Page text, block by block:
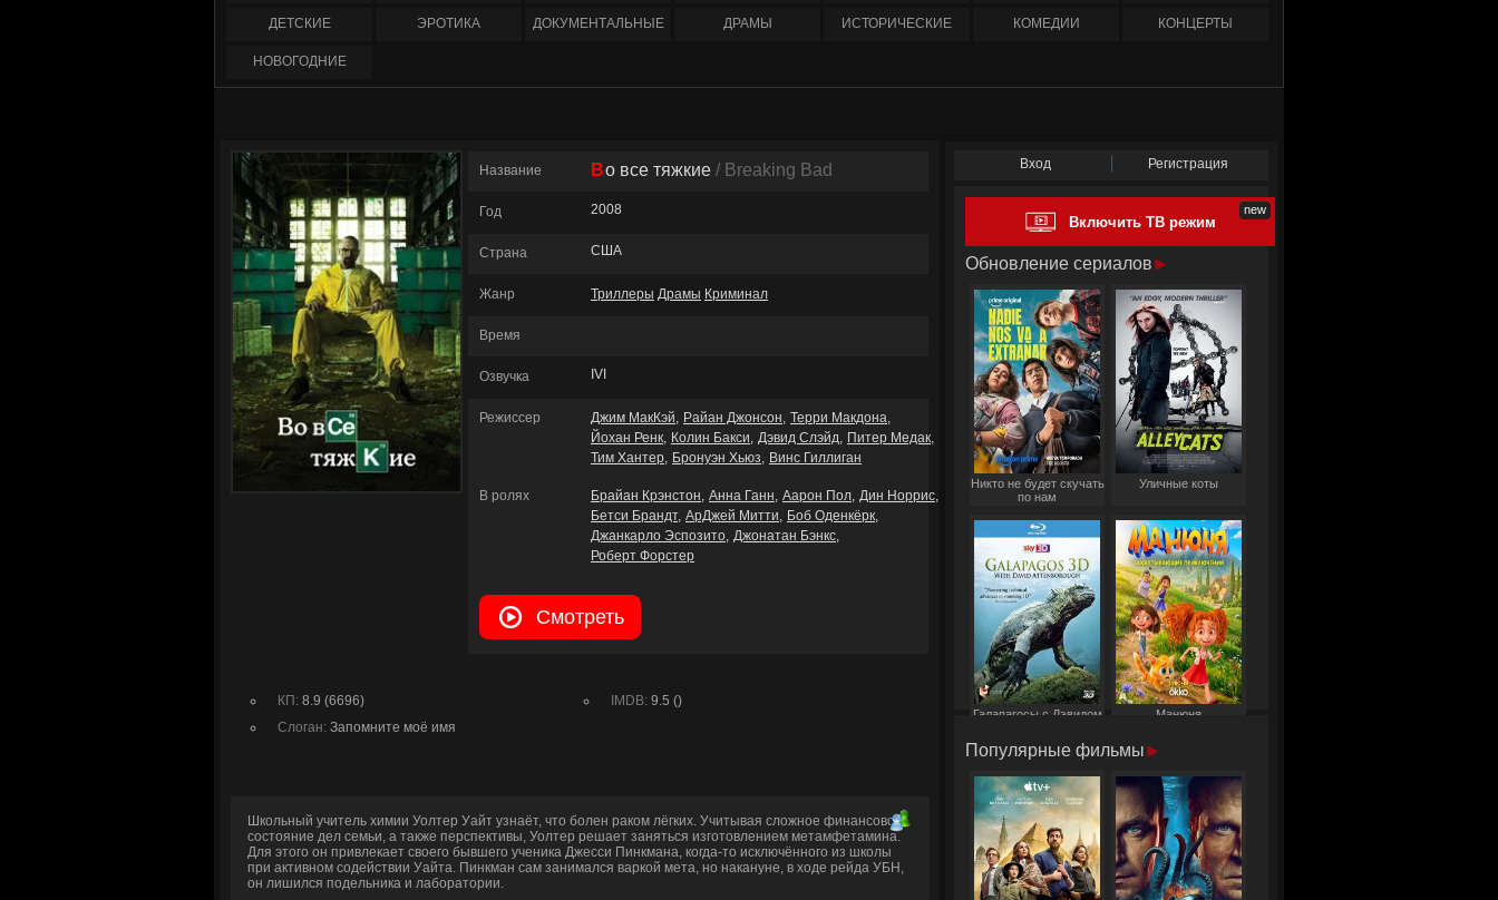
ДЕТСКИЕ ЭРОТИКА ДОКУМЕНТАЛЬНЫЕ ДРАМЫ ИСТОРИЧЕСКИЕ КОМЕДИИ КОНЦЕРТЫ
НОВОГОДНИЕ
Название Во все тяжкие / Breaking Bad
Год 2008
Страна США
Жанр Триллеры Драмы Криминал
Время
Озвучка IVI
Режиссер Джим МакКэй Райан Джонсон Терри Макдона
Йохан Ренк
Колин Бакси Дэвид Слэйд
Питер Медак
Тим Хантер
Бронуэн Хьюз Винс Гиллиган
В ролях Брайан Крэнстон Анна Ганн Аарон Пол Дин Норрис
Бетси Брандт АрДжей Митти
Боб Оденкёрк
Джанкарло Эспозито Джонатан Бэнкс
Роберт Форстер
Смотреть
КП: 8.9 (6696) IMDB:9.5 ()
Слоган: Запомните моё имя
Школьный учитель химии Уолтер Уайт узнаёт, что болен раком лёгких. Учитывая сложное финансовое
состояние дел семьи, а также перспективы, Уолтер решает заняться изготовлением метамфетамина.
Для этого он привлекает своего бывшего ученика Джесси Пинкмана, когда-то исключённого из школы
при активном содействии Уайта. Пинкман сам занимался варкой мета, но накануне, в ходе рейда УБН,
он лишился подельника и лаборатории.
Вход Регистрация
Включить ТВ режим
Обновление сериалов
Никто не будет скучать
по нам
Уличные коты
Галапагосы с Дэвидом
Манюня
Популярные фильмы